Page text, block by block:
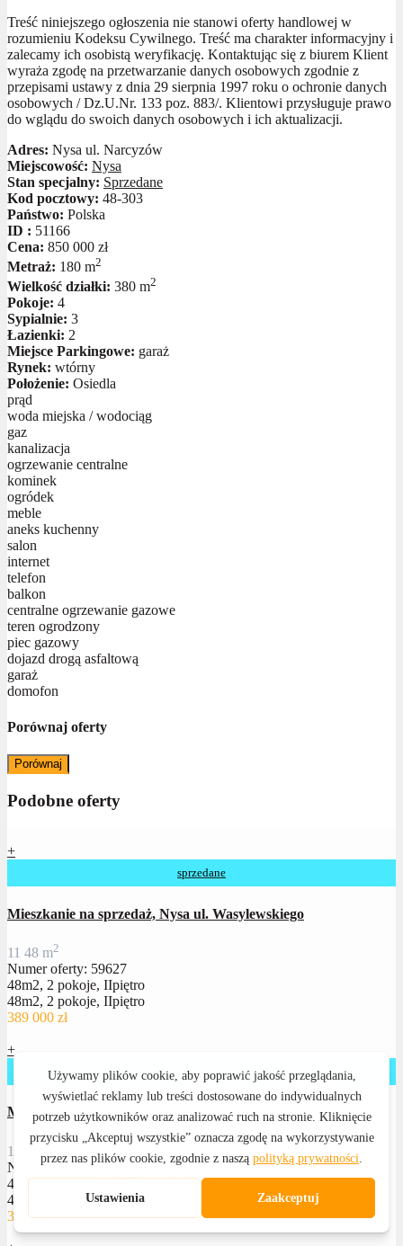
Treść niniejszego ogłoszenia nie stanowi oferty handlowej w
rozumieniu Kodeksu Cywilnego. Treść ma charakter informacyjny i
zalecamy ich osobistą weryfikację. Kontaktując się z biurem Klient
wyraża zgodę na przetwarzanie danych osobowych zgodnie z
przepisami ustawy z dnia 29 sierpnia 1997 roku o ochronie danych
osobowych / Dz.U.Nr. 133 poz. 883/. Klientowi przysługuje prawo
do wglądu do swoich danych osobowych i ich aktualizacji.
Adres: Nysa ul. Narcyzów
Miejscowość: Nysa
Stan specjalny: Sprzedane
Kod pocztowy: 48-303
Państwo: Polska
ID : 51166
Cena: 850 000 zł
Metraż: 180 m2
Wielkość działki: 380 m2
Pokoje: 4
Sypialnie: 3
Łazienki: 2
Miejsce Parkingowe: garaż
Rynek: wtórny
Położenie: Osiedla
prąd
woda miejska / wodociąg
gaz
kanalizacja
ogrzewanie centralne
kominek
ogródek
meble
aneks kuchenny
salon
internet
telefon
balkon
centralne ogrzewanie gazowe
teren ogrodzony
piec gazowy
dojazd drogą asfaltową
garaż
domofon
Porównaj oferty
Porównaj
Podobne oferty
+
sprzedane
Mieszkanie na sprzedaż, Nysa ul. Wasylewskiego
11 48 m2
Numer oferty: 59627
48m2, 2 pokoje, IIpiętro
48m2, 2 pokoje, IIpiętro
389 000 zł
+
sprzedane
Mieszkanie na sprzedaż, Nysa ul. Stęczyńskiego
1 2
Numer oferty: 59416
47,90m2, 2 pokoje, III piętro, balkon
47,90m2, 2 pokoje, III piętro, balkon
335 000 zł